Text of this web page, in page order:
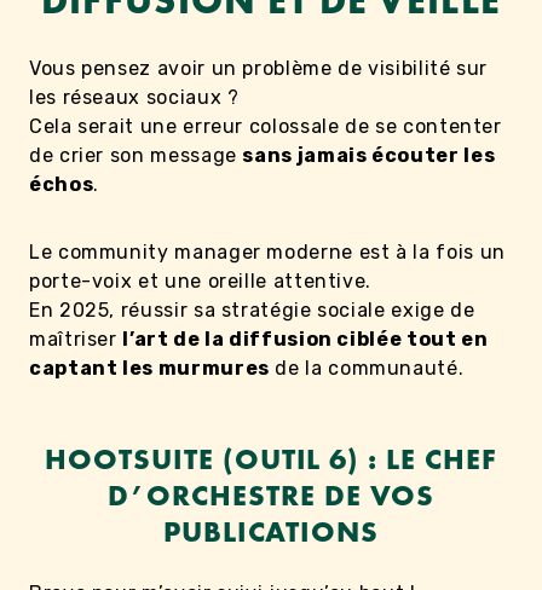
Vous pensez avoir un problème de visibilité sur
les réseaux sociaux ?
Cela serait une erreur colossale de se contenter
de crier son message sans jamais écouter les
échos.
Le community manager moderne est à la fois un
porte-voix et une oreille attentive.
En 2025, réussir sa stratégie sociale exige de
maîtriser l’art de la diffusion ciblée tout en
captant les murmures de la communauté.
HOOTSUITE (OUTIL 6) : LE CHEF
D’ORCHESTRE DE VOS
PUBLICATIONS